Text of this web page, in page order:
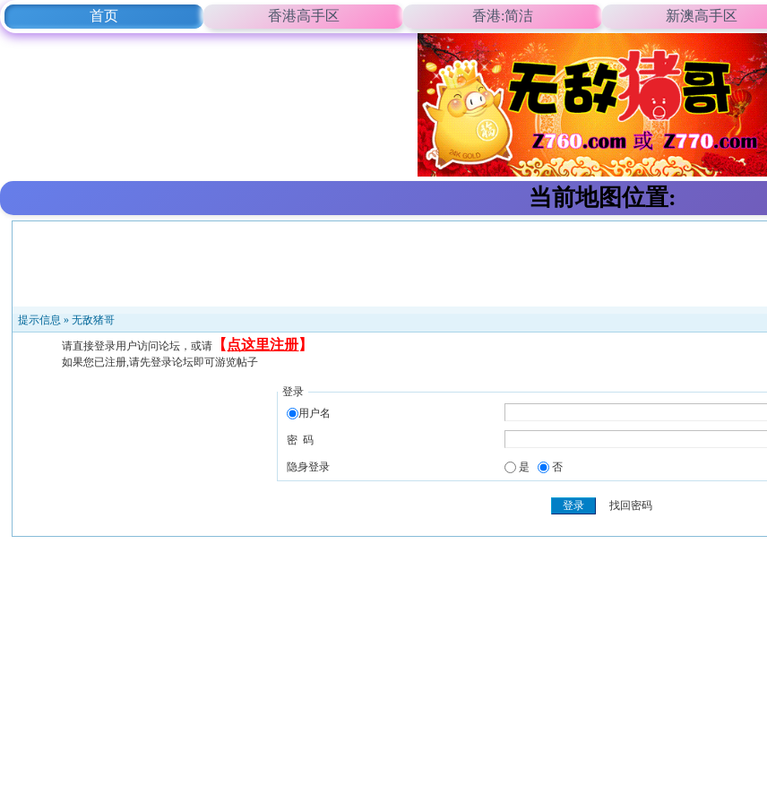
首页 香港高手区 香港:简洁 新澳高手区
当前地图位置:
提示信息 »无敌猪哥
请直接登录用户访问论坛，或请 【 点这里注册】
如果您已注册,请先登录论坛即可游览帖子
登录
用户名
密 码
隐身登录 是 否
找回密码